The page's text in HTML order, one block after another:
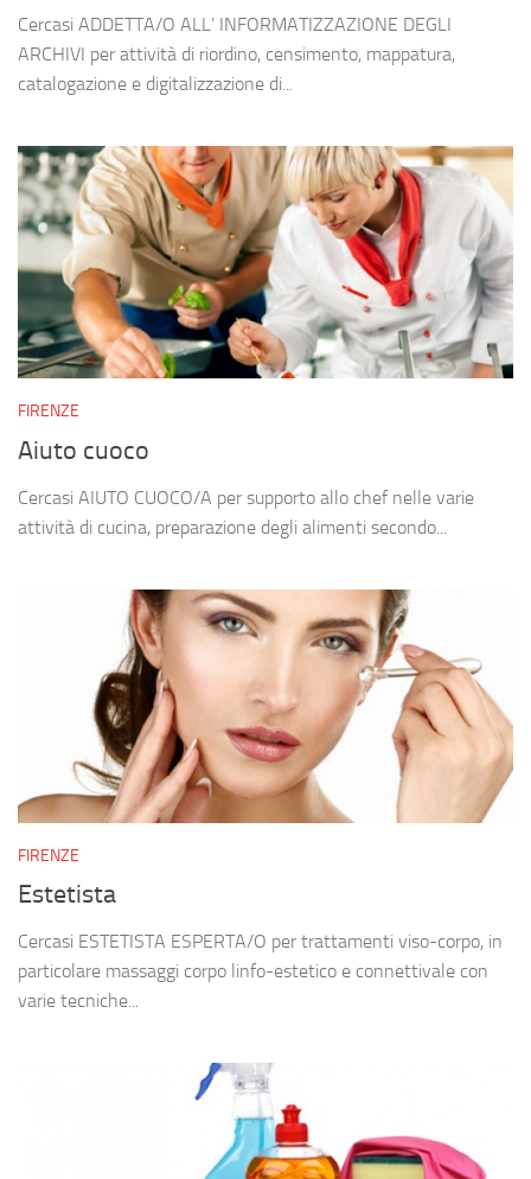
Cercasi ADDETTA/O ALL’ INFORMATIZZAZIONE DEGLI
ARCHIVI per attività di riordino, censimento, mappatura,
catalogazione e digitalizzazione di...
FIRENZE
Aiuto cuoco
Cercasi AIUTO CUOCO/A per supporto allo chef nelle varie
attività di cucina, preparazione degli alimenti secondo...
FIRENZE
Estetista
Cercasi ESTETISTA ESPERTA/O per trattamenti viso-corpo, in
particolare massaggi corpo linfo-estetico e connettivale con
varie tecniche...